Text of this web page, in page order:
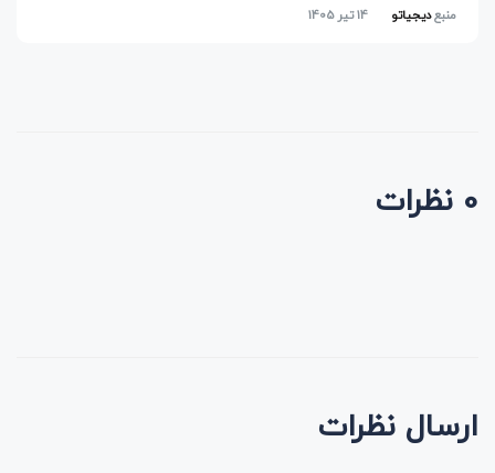
منبعدیجیاتو 14 تیر 1405
0 نظرات
ارسال نظرات